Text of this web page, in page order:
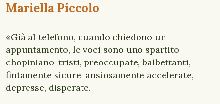
Mariella Piccolo
«Già al telefono, quando chiedono un
appuntamento, le voci sono uno spartito
chopiniano: tristi, preoccupate, balbettanti,
fintamente sicure, ansiosamente accelerate,
depresse, disperate.